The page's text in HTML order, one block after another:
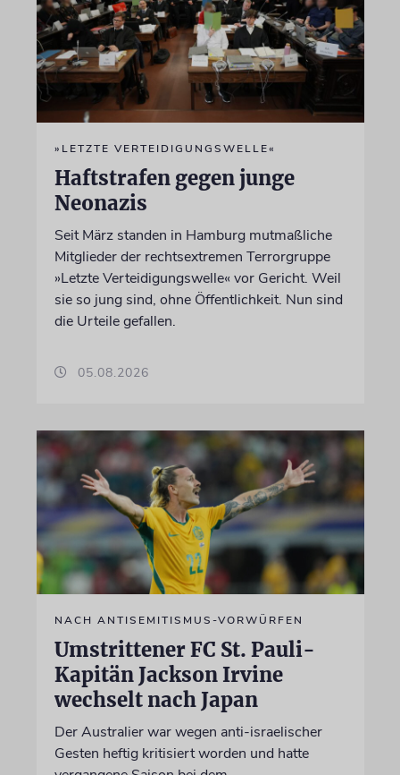
»LETZTE VERTEIDIGUNGSWELLE«
Haftstrafen gegen junge
Neonazis
Seit März standen in Hamburg mutmaßliche
Mitglieder der rechtsextremen Terrorgruppe
»Letzte Verteidigungswelle« vor Gericht. Weil
sie so jung sind, ohne Öffentlichkeit. Nun sind
die Urteile gefallen.
05.08.2026
NACH ANTISEMITISMUS-VORWÜRFEN
Umstrittener FC St. Pauli-
Kapitän Jackson Irvine
wechselt nach Japan
Der Australier war wegen anti-israelischer
Gesten heftig kritisiert worden und hatte